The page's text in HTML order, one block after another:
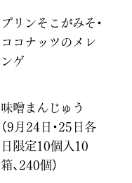
プリンそこがみそ・
ココナッツのメレ
ンゲ
味噌まんじゅう
（9月24日・25日各
日限定10個入10
箱、240個）